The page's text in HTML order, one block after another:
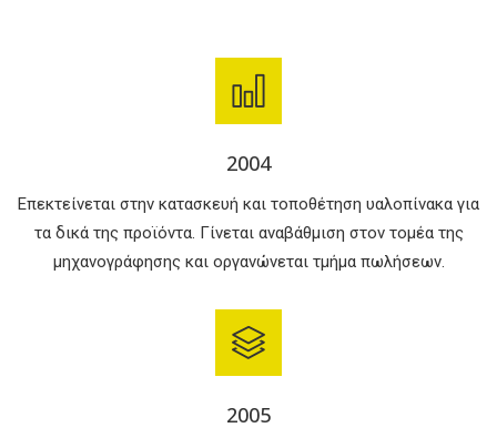
2004
Επεκτείνεται στην κατασκευή και τοποθέτηση υαλοπίνακα για
τα δικά της προϊόντα. Γίνεται αναβάθμιση στον τομέα της
μηχανογράφησης και οργανώνεται τμήμα πωλήσεων.
2005